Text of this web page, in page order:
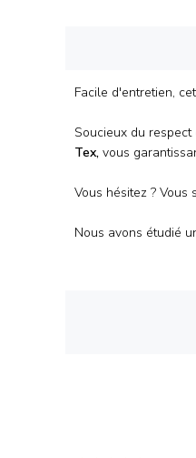
Facile d'entretien,
Soucieux du
Tex, vous
Vous hésitez ?
Nous avons étudié